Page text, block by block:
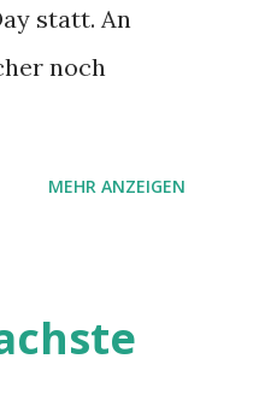
statt. An
noch
MEHR ANZEIGEN